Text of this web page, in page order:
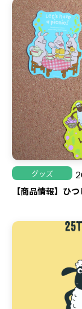
グッズ
【商品情報】ひ